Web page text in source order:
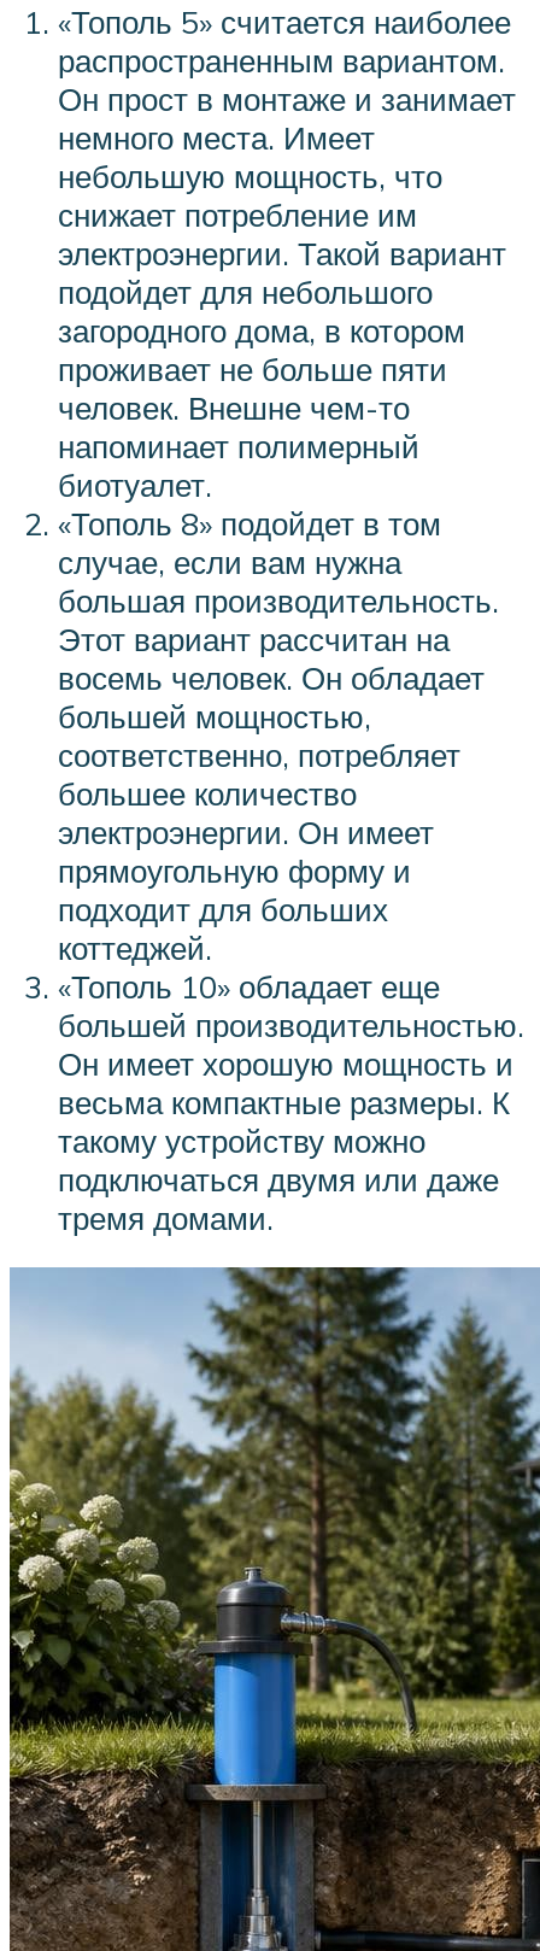
«Тополь 5» считается наиболее
распространенным вариантом.
Он прост в монтаже и занимает
немного места. Имеет
небольшую мощность, что
снижает потребление им
электроэнергии. Такой вариант
подойдет для небольшого
загородного дома, в котором
проживает не больше пяти
человек. Внешне чем-то
напоминает полимерный
биотуалет.
«Тополь 8» подойдет в том
случае, если вам нужна
большая производительность.
Этот вариант рассчитан на
восемь человек. Он обладает
большей мощностью,
соответственно, потребляет
большее количество
электроэнергии. Он имеет
прямоугольную форму и
подходит для больших
коттеджей.
«Тополь 10» обладает еще
большей производительностью.
Он имеет хорошую мощность и
весьма компактные размеры. К
такому устройству можно
подключаться двумя или даже
тремя домами.